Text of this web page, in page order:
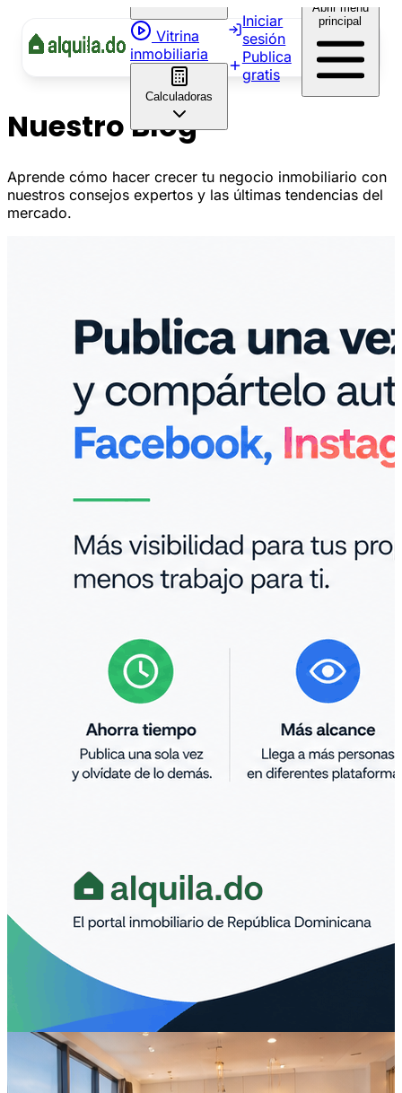
Vitrina
inmobiliaria
Calculadoras
Iniciar
sesión
Publica
gratis
Abrir menú
principal
Nuestro Blog
Aprende cómo hacer crecer tu negocio inmobiliario con
nuestros consejos expertos y las últimas tendencias del
mercado.